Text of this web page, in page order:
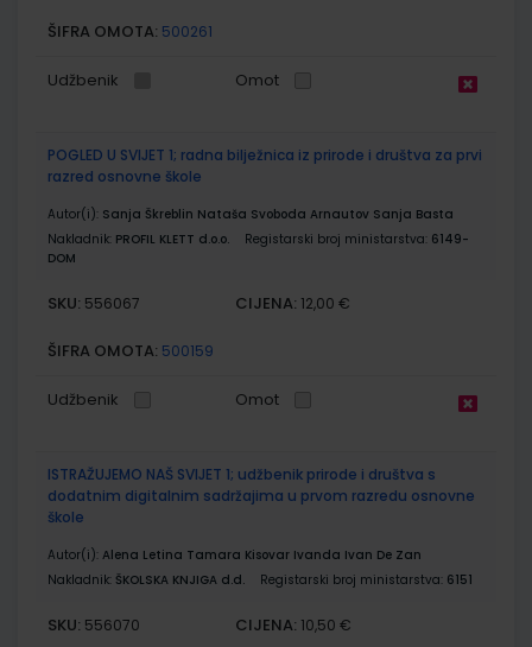
ŠIFRA OMOTA: 500261
Udžbenik Omot
POGLED U SVIJET 1; radna bilježnica iz prirode i društva za prvi
razred osnovne škole
Autor(i): Sanja Škreblin Nataša Svoboda Arnautov Sanja Basta
Nakladnik: PROFIL KLETT d.o.o. Registarski broj ministarstva: 6149-
DOM
SKU: 556067 CIJENA: 12,00 €
ŠIFRA OMOTA: 500159
Udžbenik Omot
ISTRAŽUJEMO NAŠ SVIJET 1; udžbenik prirode i društva s
dodatnim digitalnim sadržajima u prvom razredu osnovne
škole
Autor(i): Alena Letina Tamara Kisovar Ivanda Ivan De Zan
Nakladnik: ŠKOLSKA KNJIGA d.d. Registarski broj ministarstva: 6151
SKU: 556070 CIJENA: 10,50 €